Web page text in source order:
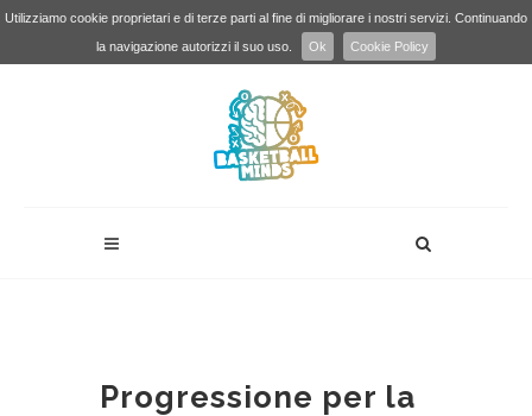
Utilizziamo cookie proprietari e di terze parti al fine di migliorare i nostri servizi. Continuando
la navigazione autorizzi il suo uso.
Ok Cookie Policy
Progressione per la